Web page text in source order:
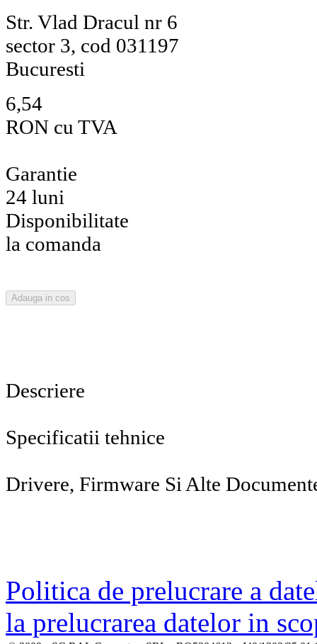
Str. Vlad Dracul nr 6
sector 3, cod 031197
Bucuresti
6,54
RON cu TVA
Garantie
24 luni
Disponibilitate
la comanda
Descriere
Specificatii tehnice
Drivere, Firmware Si Alte
Politica de prelucrare a
la prelucrarea datelor in